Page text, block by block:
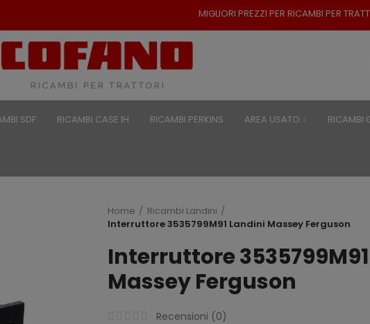
MIGLIORI PREZZI PER RICAMBI PER TRATTORI - SPEDIZIONE
SDF RICAMBI CASE IH RICAMBI PERKINS AREA USATO RICAMBI
Home
Ricambi Landini
Interruttore 3535799M91 Landini Massey Ferguson
Interruttore
Massey Ferguson
Recensioni (0)